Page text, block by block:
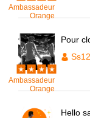
Ambassadeur
Orange
Ambassadeur
Orange
Pour
Hello